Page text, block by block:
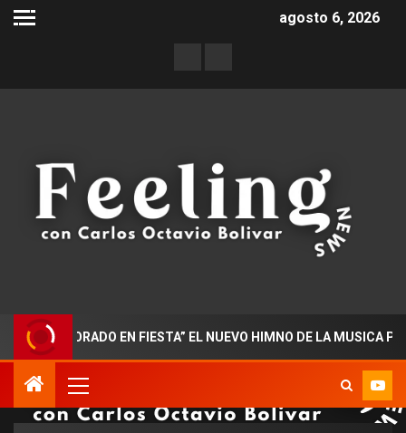
agosto 6, 2026
EN FIESTA” EL NUEVO HIMNO DE LA MUSICA